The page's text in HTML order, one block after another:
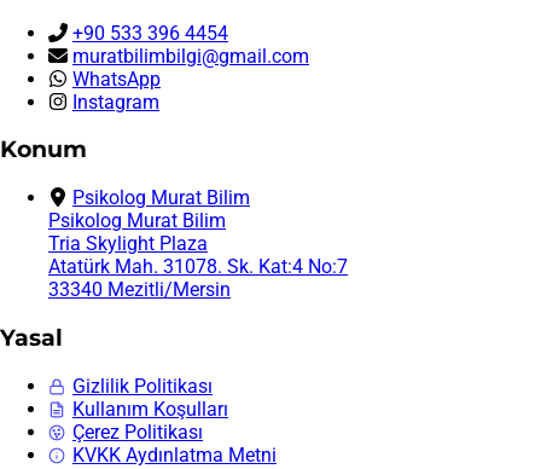
+90 533 396 4454
muratbilimbilgi@gmail.com
WhatsApp
Instagram
Konum
Psikolog Murat Bilim
Psikolog Murat Bilim
Tria Skylight Plaza
Atatürk Mah. 31078. Sk. Kat:4 No:7
33340 Mezitli/Mersin
Yasal
Gizlilik Politikası
Kullanım Koşulları
Çerez Politikası
KVKK Aydınlatma Metni